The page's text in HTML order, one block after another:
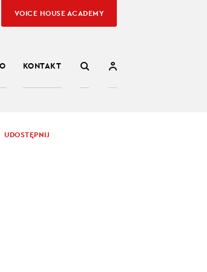
KONTAKT
VOICE HOUSE ACADEMY
UDOSTĘPNIJ